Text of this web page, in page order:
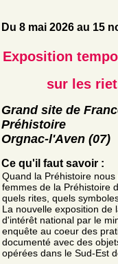
Du 8 mai 2026 au 15
Exposition
sur les
Grand site de
Préhistoire
Orgnac-l'Aven (07)
Ce qu'il faut savoir :
Quand la Préhistoire
femmes de la Préhistoire
quels rites, quels
La nouvelle exposition de
d'intérêt national par le
enquête au coeur des
documenté avec des
opérées dans le Sud-Est